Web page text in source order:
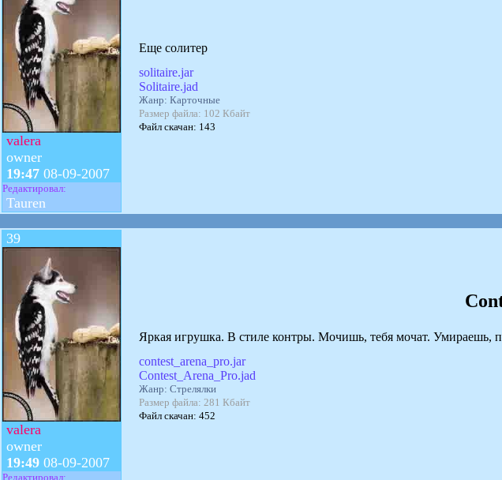
valera
owner
19:47 08-09-2007
Редактировал:
Tauren
Еще солитер
solitaire.jar
Solitaire.jad
Жанр: Карточные
Размер файла: 102 Кбайт
Файл скачан: 143
39
valera
owner
19:49 08-09-2007
Редактировал:
Яркая игрушка. В стиле контры. Мочишь, тебя мочат. Умираешь,
contest_arena_pro.jar
Contest_Arena_Pro.jad
Жанр: Стрелялки
Размер файла: 281 Кбайт
Файл скачан: 452